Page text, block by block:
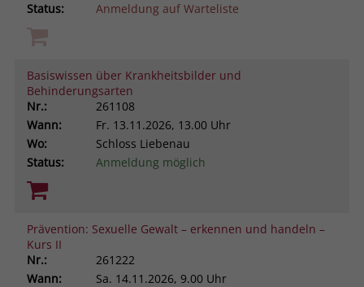
Status:
Anmeldung auf Warteliste
Basiswissen über Krankheitsbilder und
Behinderungsarten
Nr.:
261108
Wann:
Fr. 13.11.2026, 13.00 Uhr
Wo:
Schloss Liebenau
Status:
Anmeldung möglich
Prävention: Sexuelle Gewalt – erkennen und handeln –
Kurs II
Nr.:
261222
Wann:
Sa. 14.11.2026, 9.00 Uhr